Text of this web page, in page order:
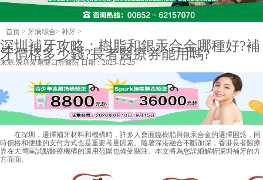
首页 > 牙病综合> 补牙 >
深圳補牙攻略：樹脂和銀汞合金哪種好?補
牙價格多少錢?長者醫療券能用嗎?
来源:深圳愛康健口腔醫院日期：2025-12-25
在深圳，選擇補牙材料和機構時，許多人會面臨樹脂與銀汞合金的選擇困惑，同
時價格和便捷的支付方式也是重要考量因素。隨著深港融合不斷加深，香港長者醫療
券在大灣區試點醫療機構的適用范圍也備受關注。本文將為您詳細解析深圳補牙的方
方面面。